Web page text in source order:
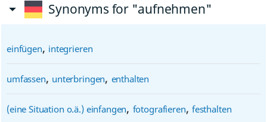
Synonyms for "aufnehmen"
einfügen, integrieren
umfassen, unterbringen, enthalten
(eine Situation o.ä.) einfangen, fotografieren, festhalten